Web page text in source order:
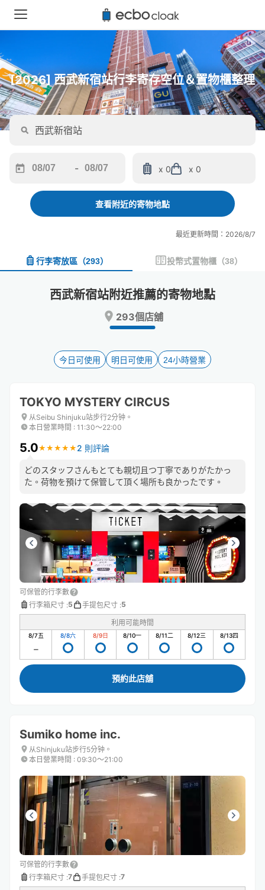
[2026] 西武新宿站行李寄存空位＆置物櫃整理
forward
interact
and
date.
keyboard
shortcuts
for
changing
dates.
-
backward
interact
and
a
date.
Press
key
to
keyboard
shortcuts
for
changing
dates.
x 0 x 0
查看附近的寄物地點
最近更新時間：2026/8/7
行李寄放區 （293） 投幣式置物櫃 （38）
西武新宿站附近推薦的寄物地點
293個店舖
今日可使用 明日可使用 24小時營業
TOKYO MYSTERY CIRCUS
从Seibu Shinjuku站步行2分钟。
本日營業時間 : 11:30〜22:00
5.0★ ★ ★ ★ ★
★ ★ ★ ★ ★ 2 則評論
どのスタッフさんもとても親切且つ丁寧でありがたかっ
た。荷物を預けて保管して頂く場所も良かったです。
可保管的行李數
行李箱尺寸 :5 手提包尺寸 :5
利用可能時間
8/7五 8/8六 8/9日 8/10一 8/11二 8/12三 8/13四
預約此店舖
Sumiko home inc.
从Shinjuku站步行5分钟。
本日營業時間 : 09:30〜21:00
可保管的行李數
行李箱尺寸 :7 手提包尺寸 :7